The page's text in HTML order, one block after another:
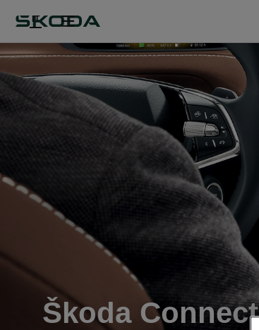
IT
Škoda Connect